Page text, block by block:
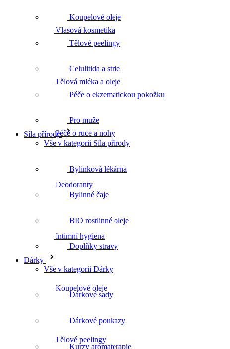
Vlasová kosmetika
Tělová mléka a oleje
Péče o ruce a nohy
Deodoranty
Intimní hygiena
Koupelové oleje
Tělové peelingy
Koupelové oleje
Tělové peelingy
Celulitida a strie
Péče o ekzematickou pokožku
Pro muže
Síla přírody
Vše v kategorii Síla přírody
Bylinková lékárna
Bylinné čaje
BIO rostlinné oleje
Doplňky stravy
Dárky
Vše v kategorii Dárky
Dárkové sady
Dárkové poukazy
Kurzy aromaterapie